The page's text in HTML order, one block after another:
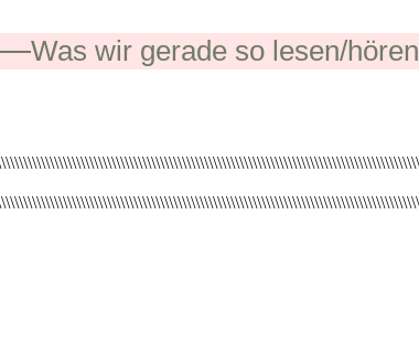
Was wir gerade so lesen/hören